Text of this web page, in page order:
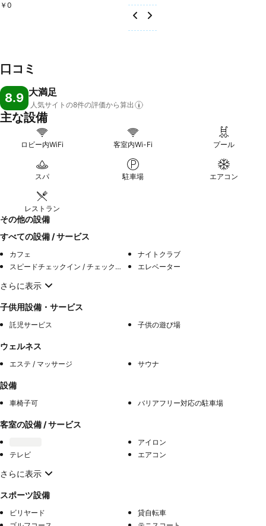
￥0
口コミ
8.9 大満足
人気サイトの8件の評価から算出
主な設備
ロビー内WiFi 客室内Wi-Fi プール
スパ 駐車場 エアコン
レストラン
その他の設備
すべての設備 / サービス
カフェ
ナイトクラブ
スピードチェックイン / チェックアウト
エレベーター
さらに表示
子供用設備・サービス
託児サービス 子供の遊び場
ウェルネス
エステ / マッサージ サウナ
設備
車椅子可 バリアフリー対応の駐車場
客室の設備 / サービス
アイロン
テレビ
エアコン
さらに表示
スポーツ設備
ビリヤード
貸自転車